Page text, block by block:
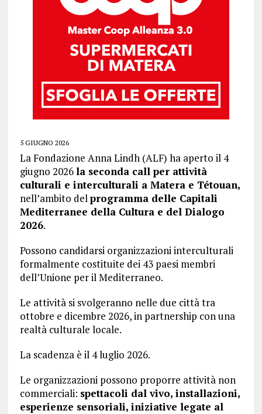
5 GIUGNO 2026
La Fondazione Anna Lindh (ALF) ha aperto il 4
giugno 2026la seconda call per attività
culturali e interculturali a Matera e Tétouan,
nell’ambito delprogramma delle Capitali
Mediterranee della Cultura e del Dialogo
2026.
Possono candidarsi organizzazioni interculturali
formalmente costituite dei 43 paesi membri
dell’Unione per il Mediterraneo.
Le attività si svolgeranno nelle due città tra
ottobre e dicembre 2026, in partnership con una
realtà culturale locale.
La scadenza è il 4 luglio 2026.
Le organizzazioni possono proporre attività non
commerciali: spettacoli dal vivo, installazioni,
esperienze sensoriali, iniziative legate al